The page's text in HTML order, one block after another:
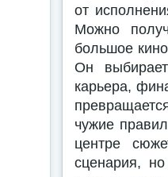
от
Можно
большое
Он
карьера,
чужие
центре
сценария,